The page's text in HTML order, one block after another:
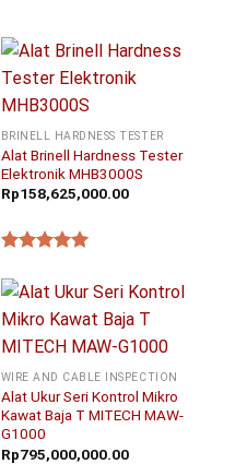
BRINELL HARDNESS TESTER
Alat Brinell Hardness Tester
Elektronik MHB3000S
Rp158,625,000.00
WIRE AND CABLE INSPECTION
Alat Ukur Seri Kontrol Mikro
Kawat Baja T MITECH MAW-
G1000
Rp795,000,000.00